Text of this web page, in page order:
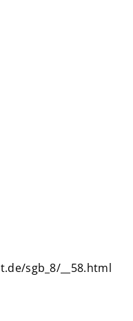
sgb_8/__58.html